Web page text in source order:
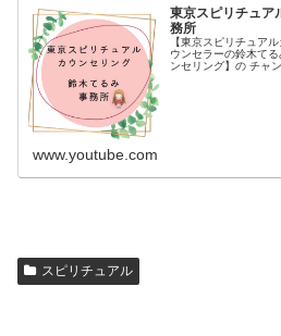
東京スピリチュア
務所
【東京スピリチュア
ウンセラーの鈴木て
ンセリング】の チャ
www.youtube.com
スピリチュアル